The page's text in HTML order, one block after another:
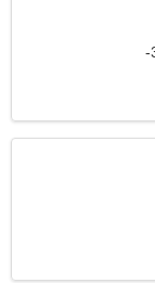
زن مجرد به دنبال شوهر 38-